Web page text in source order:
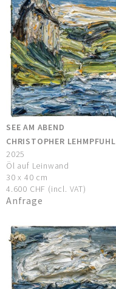
SEE AM ABEND
CHRISTOPHER LEHMPFUHL
2025
Öl auf Leinwand
30 x 40 cm
4.600 CHF (incl. VAT)
Anfrage